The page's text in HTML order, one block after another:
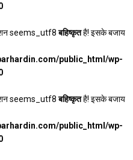
seems_utf8बहिष्कृतहै! इसके बजाय
public_html/wp-
seems_utf8बहिष्कृतहै! इसके बजाय
public_html/wp-